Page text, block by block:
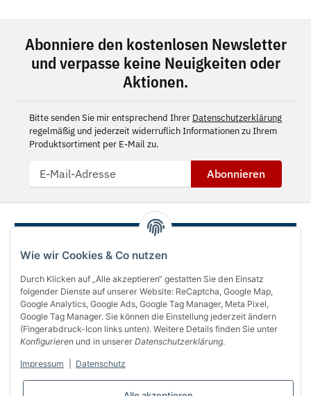
Wie wir Cookies & Co nutzen
Durch Klicken auf „Alle akzeptieren“ gestatten Sie den Einsatz
folgender Dienste auf unserer Website: ReCaptcha, Google Map,
Google Analytics, Google Ads, Google Tag Manager, Meta Pixel,
Google Tag Manager. Sie können die Einstellung jederzeit ändern
(Fingerabdruck-Icon links unten). Weitere Details finden Sie unter
Konfigurieren und in unserer Datenschutzerklärung.
Impressum Datenschutz
Abonniere den kostenlosen Newsletter
und verpasse keine Neuigkeiten oder
Aktionen.
Bitte senden Sie mir entsprechend Ihrer Datenschutzerklärung
regelmäßig und jederzeit widerruflich Informationen zu Ihrem
Produktsortiment per E-Mail zu.
Abonnieren
Über uns
Informationen